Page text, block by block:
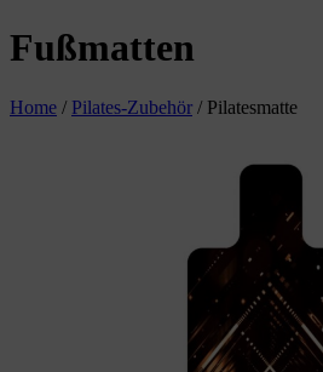
Fußmatten
Home / Pilates-Zubehör / Pilatesmatte